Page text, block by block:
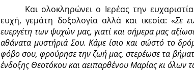
Και ολοκληρώνει ο Ιερέας την
ευχή, γεμάτη δοξολογία αλλά και ικεσία: «Σε
ευεργέτη των ψυχών μας, γιατί και σήμερα μας
αθάνατα μυστήριά Σου. Κάμε ίσιο και σώστό το
φόβο σου, φρούρησε την ζωή μας, στερέωσε τα βήματά
ένδοξης Θεοτόκου και αειπαρθένου Μαρίας κι όλων